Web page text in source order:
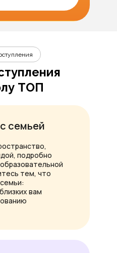
семьей
подробно
тем, что
вам
ТОП